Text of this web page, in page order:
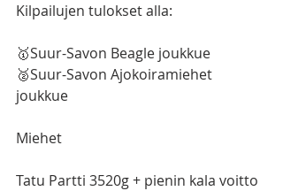
Kilpailujen tulokset alla:
🥇Suur-Savon Beagle joukkue
🥈Suur-Savon Ajokoiramiehet
joukkue
Miehet
Tatu Partti 3520g + pienin kala voitto